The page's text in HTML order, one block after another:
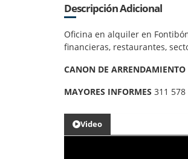
Descripción Adicional
Oficina en alquiler en
financieras, restaurantes,
CANON DE ARRENDAMIENTO
MAYORES INFORMES 311
Video